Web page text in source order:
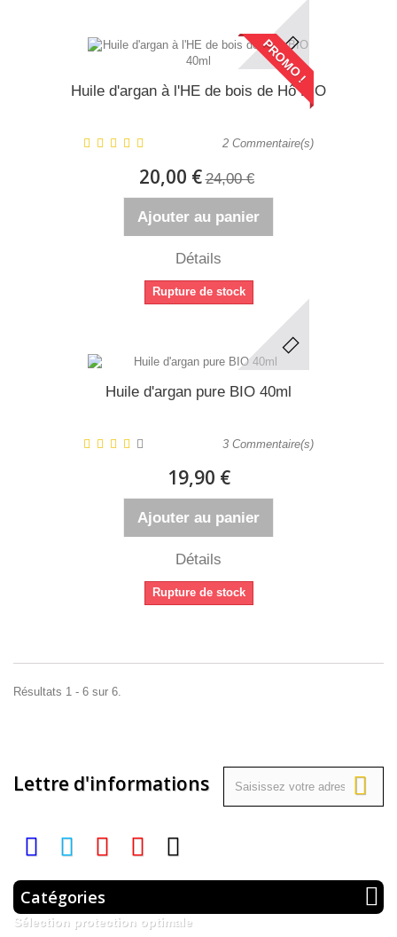
PROMO !
Huile d'argan à l'HE de bois de Hô BIO
2 Commentaire(s)
20,00 € 24,00 €
Ajouter au panier
Détails
Rupture de stock
Huile d'argan pure BIO 40ml
3 Commentaire(s)
19,90 €
Ajouter au panier
Détails
Rupture de stock
Résultats 1 - 6 sur 6.
Lettre d'informations
Catégories
Sélection protection optimale